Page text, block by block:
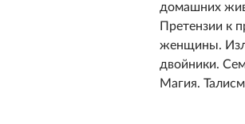
домашних
Претензии к
женщины.
двойники.
Магия.